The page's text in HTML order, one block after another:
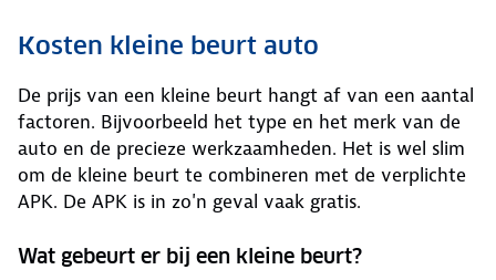
Kosten kleine beurt auto
De prijs van een kleine beurt hangt af van een aantal
factoren. Bijvoorbeeld het type en het merk van de
auto en de precieze werkzaamheden. Het is wel slim
om de kleine beurt te combineren met de verplichte
APK. De APK is in zo'n geval vaak gratis.
Wat gebeurt er bij een kleine beurt?